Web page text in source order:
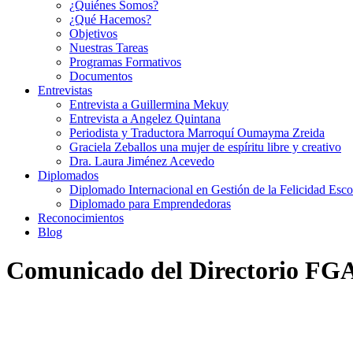
¿Quiénes Somos?
¿Qué Hacemos?
Objetivos
Nuestras Tareas
Programas Formativos
Documentos
Entrevistas
Entrevista a Guillermina Mekuy
Entrevista a Angelez Quintana
Periodista y Traductora Marroquí Oumayma Zreida
Graciela Zeballos una mujer de espíritu libre y creativo
Dra. Laura Jiménez Acevedo
Diplomados
Diplomado Internacional en Gestión de la Felicidad
Diplomado para Emprendedoras
Reconocimientos
Blog
Comunicado del Directorio